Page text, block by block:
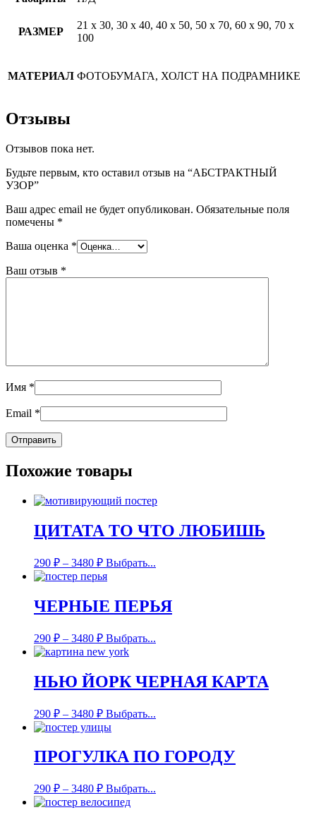
РАЗМЕР
21 х 30, 30 х 40, 40 х 50, 50 х 70, 60 х 90, 70 х
100
МАТЕРИАЛ ФОТОБУМАГА, ХОЛСТ НА ПОДРАМНИКЕ
Отзывы
Отзывов пока нет.
Будьте первым, кто оставил отзыв на “АБСТРАКТНЫЙ
УЗОР”
Ваш адрес email не будет опубликован. Обязательные поля
помечены *
Ваша оценка *
Ваш отзыв *
Имя *
Email *
Похожие товары
ЦИТАТА ТО ЧТО ЛЮБИШЬ
290 ₽ – 3480 ₽ Выбрать...
ЧЕРНЫЕ ПЕРЬЯ
290 ₽ – 3480 ₽ Выбрать...
НЬЮ ЙОРК ЧЕРНАЯ КАРТА
290 ₽ – 3480 ₽ Выбрать...
ПРОГУЛКА ПО ГОРОДУ
290 ₽ – 3480 ₽ Выбрать...